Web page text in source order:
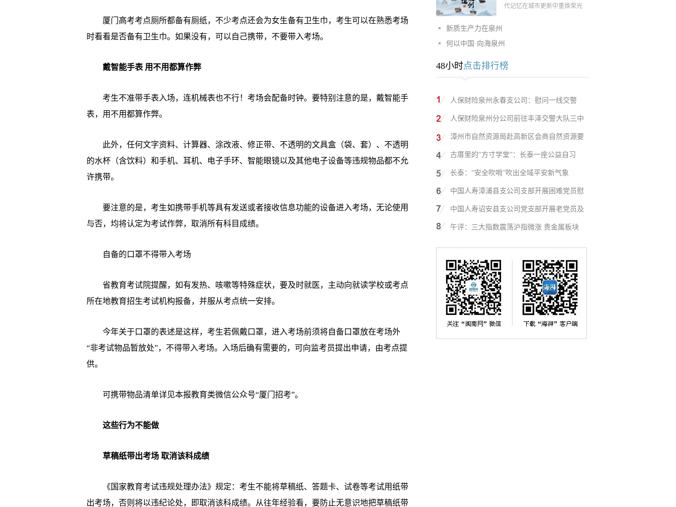
厦门高考考点厕所都备有厕纸，不少考点还会为女生备有卫生巾，考生可以在熟悉考场
时看看是否备有卫生巾。如果没有，可以自己携带，不要带入考场。
戴智能手表 用不用都算作弊
考生不准带手表入场，连机械表也不行！考场会配备时钟。要特别注意的是，戴智能手
表，用不用都算作弊。
此外，任何文字资料、计算器、涂改液、修正带、不透明的文具盒（袋、套）、不透明
的水杯（含饮料）和手机、耳机、电子手环、智能眼镜以及其他电子设备等违规物品都不允
许携带。
要注意的是，考生如携带手机等具有发送或者接收信息功能的设备进入考场，无论使用
与否，均将认定为考试作弊，取消所有科目成绩。
自备的口罩不得带入考场
省教育考试院提醒，如有发热、咳嗽等特殊症状，要及时就医，主动向就读学校或考点
所在地教育招生考试机构报备，并服从考点统一安排。
今年关于口罩的表述是这样，考生若佩戴口罩，进入考场前须将自备口罩放在考场外
“非考试物品暂放处”，不得带入考场。入场后确有需要的，可向监考员提出申请，由考点提
供。
可携带物品清单详见本报教育类微信公众号“厦门招考”。
这些行为不能做
草稿纸带出考场 取消该科成绩
《国家教育考试违规处理办法》规定：考生不能将草稿纸、答题卡、试卷等考试用纸带
出考场，否则将以违纪论处，即取消该科成绩。从往年经验看，要防止无意识地把草稿纸带
代记忆在城市更新中重焕荣光
新质生产力在泉州
何以中国·向海泉州
48小时点击排行榜
人保财险泉州永春支公司：慰问一线交警
人保财险泉州分公司前往丰泽交警大队三中
漳州市自然资源局赴高新区会商自然资源要
古厝里的“方寸学堂”：长泰一座公益自习
长泰：“安全吹哨”吹出全域平安新气象
中国人寿漳浦县支公司支部开展困难党员慰
中国人寿诏安县支公司党支部开展老党员及
午评：三大指数震荡沪指微涨 贵金属板块